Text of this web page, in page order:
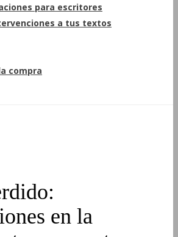
para escritores
a tus textos
compra
en la